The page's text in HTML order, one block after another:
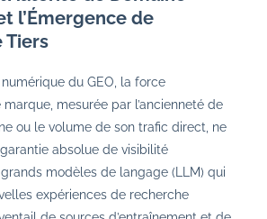
l’Émergence de
Tiers
numérique du GEO, la force
mesurée par l’ancienneté de
ou le volume de son trafic direct, ne
absolue de visibilité
modèles de langage (LLM) qui
expériences de recherche